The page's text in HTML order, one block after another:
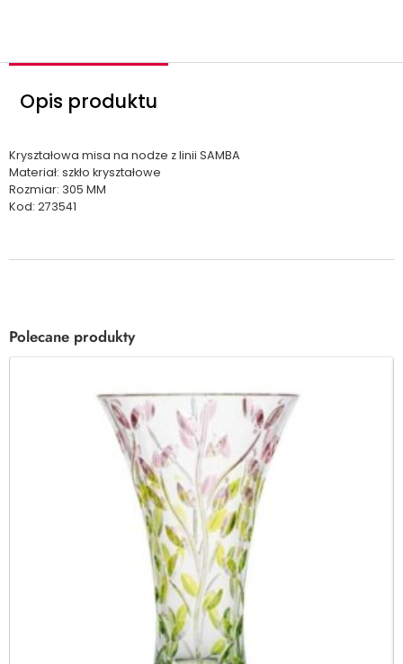
Opis produktu
Kryształowa misa na nodze z linii SAMBA
Materiał: szkło kryształowe
Rozmiar: 305 MM
Kod: 273541
Polecane produkty